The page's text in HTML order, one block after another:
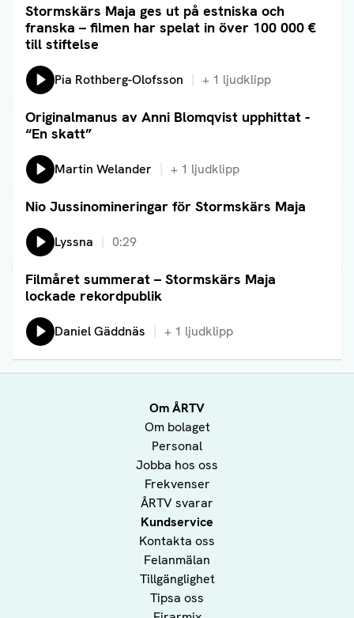
Stormskärs Maja ges ut på estniska och
franska – filmen har spelat in över 100 000 €
till stiftelse
Läs artikel
Lyssna på:
Pia Rothberg-Olofsson + 1 ljudklipp
Originalmanus av Anni Blomqvist upphittat -
“En skatt”
Läs artikel
Lyssna på:
Martin Welander + 1 ljudklipp
Nio Jussinomineringar för Stormskärs Maja
Läs artikel
Lyssna 0:29
Filmåret summerat – Stormskärs Maja
lockade rekordpublik
Läs artikel
Lyssna på:
Daniel Gäddnäs + 1 ljudklipp
Om ÅRTV
Om bolaget
Personal
Jobba hos oss
Frekvenser
ÅRTV svarar
Kundservice
Kontakta oss
Felanmälan
Tillgänglighet
Tipsa oss